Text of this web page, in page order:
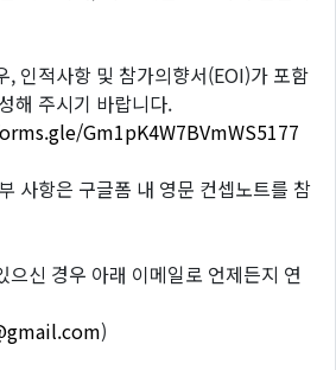
, 인적사항 및 참가의향서(EOI)가 포함
해 주시기 바랍니다.
Gm1pK4W7BVmWS5177
사항은 구글폼 내 영문 컨셉노트를 참
으신 경우 아래 이메일로 언제든지 연
)